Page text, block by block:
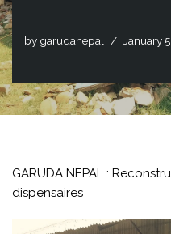
by garudanepal January
GARUDA NEPAL :
dispensaires